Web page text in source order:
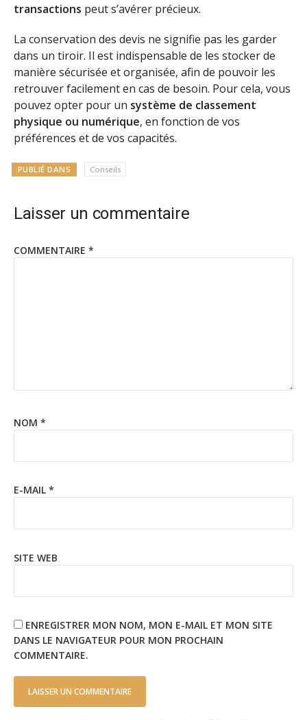
transactions peut s’avérer précieux.
La conservation des devis ne signifie pas les garder
dans un tiroir. Il est indispensable de les stocker de
manière sécurisée et organisée, afin de pouvoir les
retrouver facilement en cas de besoin. Pour cela, vous
pouvez opter pour un système de classement
physique ou numérique, en fonction de vos
préférences et de vos capacités.
PUBLIÉ DANS Conseils
Laisser un commentaire
COMMENTAIRE *
NOM *
E-MAIL *
SITE WEB
ENREGISTRER MON NOM, MON E-MAIL ET MON SITE
DANS LE NAVIGATEUR POUR MON PROCHAIN
COMMENTAIRE.